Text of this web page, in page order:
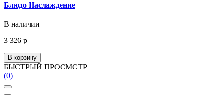
Блюдо Наслаждение
В наличии
3 326 р
В корзину
БЫСТРЫЙ ПРОСМОТР
(0)